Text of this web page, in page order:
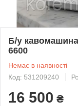
Б/у
6600
Немає в наявності
Код: 531209240
16 500 ₴